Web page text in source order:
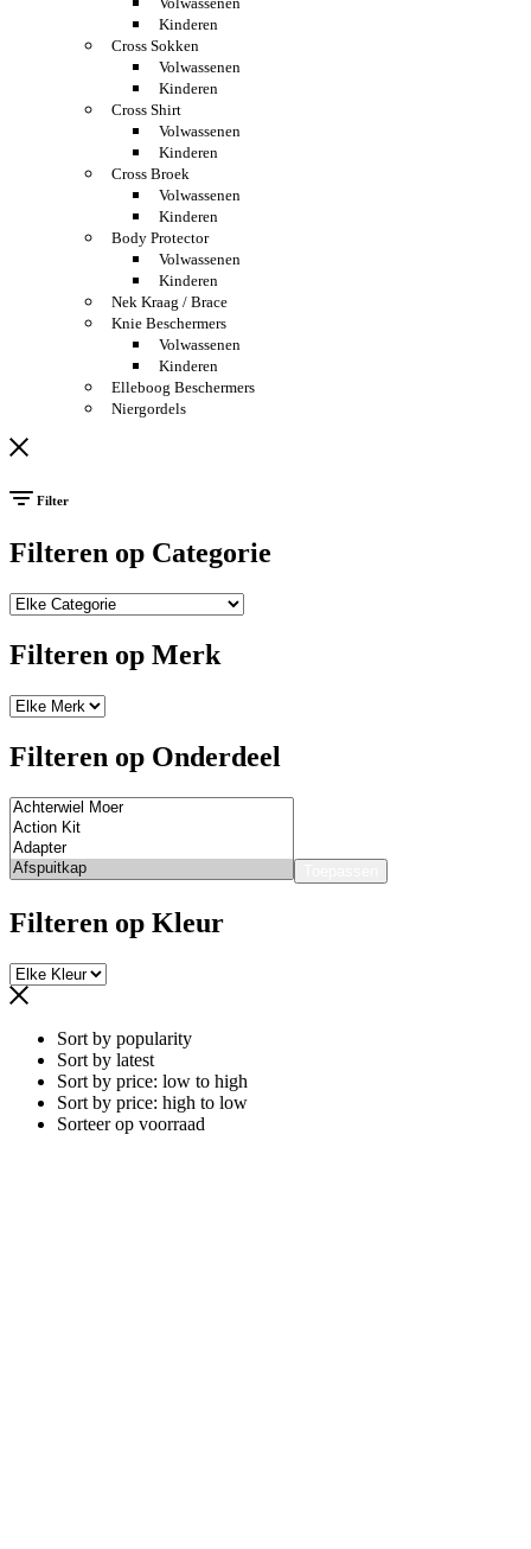
Kinderen
Cross Sokken
Volwassenen
Kinderen
Cross Shirt
Volwassenen
Kinderen
Cross Broek
Volwassenen
Kinderen
Body Protector
Volwassenen
Kinderen
Nek Kraag / Brace
Knie Beschermers
Volwassenen
Kinderen
Elleboog Beschermers
Niergordels
Filter
Filteren op Categorie
Filteren op Merk
Filteren op Onderdeel
Filteren op Kleur
Sort by popularity
Sort by latest
Sort by price: low to high
Sort by price: high to low
Sorteer op voorraad